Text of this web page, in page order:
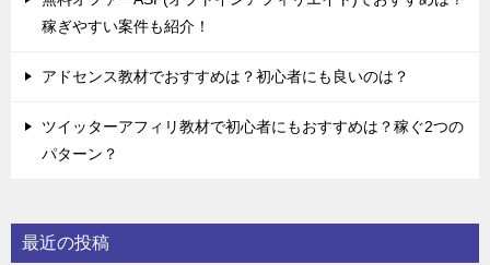
稼ぎやすい案件も紹介！
アドセンス教材でおすすめは？初心者にも良いのは？
ツイッターアフィリ教材で初心者にもおすすめは？稼ぐ2つの
パターン？
最近の投稿